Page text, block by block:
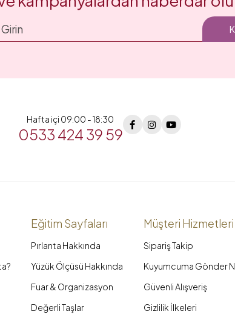
Hafta içi 09:00 - 18:30
0533 424 39 59
Eğitim Sayfaları
Pırlanta Hakkında
Yüzük Ölçüsü Hakkında
Fuar & Organizasyon
Değerli Taşlar
Müşteri Hizmetleri
Sipariş Takip
Kuyumcuma Gönder
Güvenli Alışveriş
Gizlilik İlkeleri